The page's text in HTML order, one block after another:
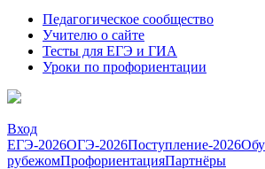
Педагогическое сообщество
Учителю о сайте
Тесты для ЕГЭ и ГИА
Уроки по профориентации
Вход
ЕГЭ-2026ОГЭ-2026Поступление-2026
рубежомПрофориентацияПартнёры